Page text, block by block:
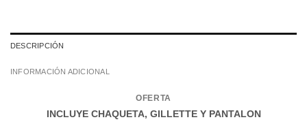
DESCRIPCIÓN
INFORMACIÓN ADICIONAL
OFERTA
INCLUYE CHAQUETA, GILLETTE Y PANTALON